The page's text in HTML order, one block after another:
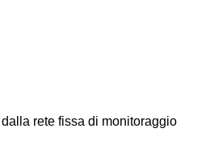
rete fissa di monitoraggio